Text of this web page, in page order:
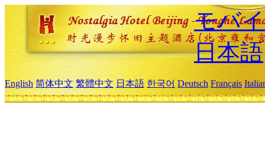
モバ
日本語
English 简体中文 繁體中文 日本語 한국어 Deutsch Français